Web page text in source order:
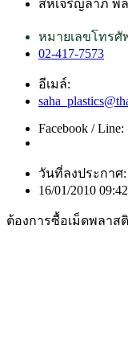
สหเจริญลาภ พ
หมายเลขโทรศั
02-417-7573
อีเมล์:
Facebook / Line:
วันที่ลงประกาศ:
16/01/2010
ต้องการซื้อเม็ดพลาส